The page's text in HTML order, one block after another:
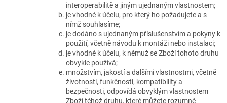
interoperabilitě a jiným ujednaným vlastnostem;
je vhodné k účelu, pro který ho požadujete a s
nímž souhlasíme;
je dodáno s ujednaným příslušenstvím a pokyny k
použití, včetně návodu k montáži nebo instalaci;
je vhodné k účelu, k němuž se Zboží tohoto druhu
obvykle používá;
množstvím, jakostí a dalšími vlastnostmi, včetně
životnosti, funkčnosti, kompatibility a
bezpečnosti, odpovídá obvyklým vlastnostem
Zboží téhož druhu, které můžete rozumně